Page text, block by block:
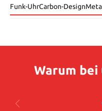
Funk-UhrCarbon-
Warum bei